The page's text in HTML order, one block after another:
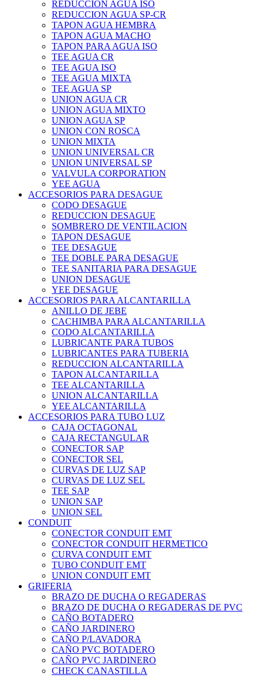
REDUCCION AGUA ISO
REDUCCION AGUA SP-CR
TAPON AGUA HEMBRA
TAPON AGUA MACHO
TAPON PARA AGUA ISO
TEE AGUA CR
TEE AGUA ISO
TEE AGUA MIXTA
TEE AGUA SP
UNION AGUA CR
UNION AGUA MIXTO
UNION AGUA SP
UNION CON ROSCA
UNION MIXTA
UNION UNIVERSAL CR
UNION UNIVERSAL SP
VALVULA CORPORATION
YEE AGUA
ACCESORIOS PARA DESAGUE
CODO DESAGUE
REDUCCION DESAGUE
SOMBRERO DE VENTILACION
TAPON DESAGUE
TEE DESAGUE
TEE DOBLE PARA DESAGUE
TEE SANITARIA PARA DESAGUE
UNION DESAGUE
YEE DESAGUE
ACCESORIOS PARA ALCANTARILLA
ANILLO DE JEBE
CACHIMBA PARA ALCANTARILLA
CODO ALCANTARILLA
LUBRICANTE PARA TUBOS
LUBRICANTES PARA TUBERIA
REDUCCION ALCANTARILLA
TAPON ALCANTARILLA
TEE ALCANTARILLA
UNION ALCANTARILLA
YEE ALCANTARILLA
ACCESORIOS PARA TUBO LUZ
CAJA OCTAGONAL
CAJA RECTANGULAR
CONECTOR SAP
CONECTOR SEL
CURVAS DE LUZ SAP
CURVAS DE LUZ SEL
TEE SAP
UNION SAP
UNION SEL
CONDUIT
CONECTOR CONDUIT EMT
CONECTOR CONDUIT HERMETICO
CURVA CONDUIT EMT
TUBO CONDUIT EMT
UNION CONDUIT EMT
GRIFERIA
BRAZO DE DUCHA O REGADERAS
BRAZO DE DUCHA O REGADERAS DE PVC
CAÑO BOTADERO
CAÑO JARDINERO
CAÑO P/LAVADORA
CAÑO PVC BOTADERO
CAÑO PVC JARDINERO
CHECK CANASTILLA